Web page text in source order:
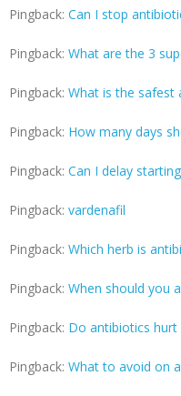
Pingback: Can I stop
Pingback: What are the 3
Pingback: What is the safest
Pingback: How many days
Pingback: Can I delay
Pingback: vardenafil
Pingback: Which herb is
Pingback: When should you
Pingback: Do antibiotics
Pingback: What to avoid on